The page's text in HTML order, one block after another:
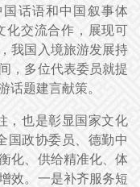
话语和中国叙事体
化交流合作，展现可
我国入境旅游发展持
，多位代表委员就提
话题建言献策。
，也是彰显国家文化
国政协委员、德勤中
化、供给精准化、体
效。一是补齐服务短